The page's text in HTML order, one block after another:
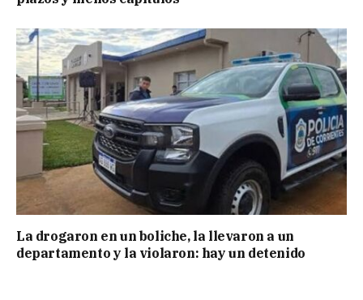
La drogaron en un boliche, la llevaron a un
departamento y la violaron: hay un detenido